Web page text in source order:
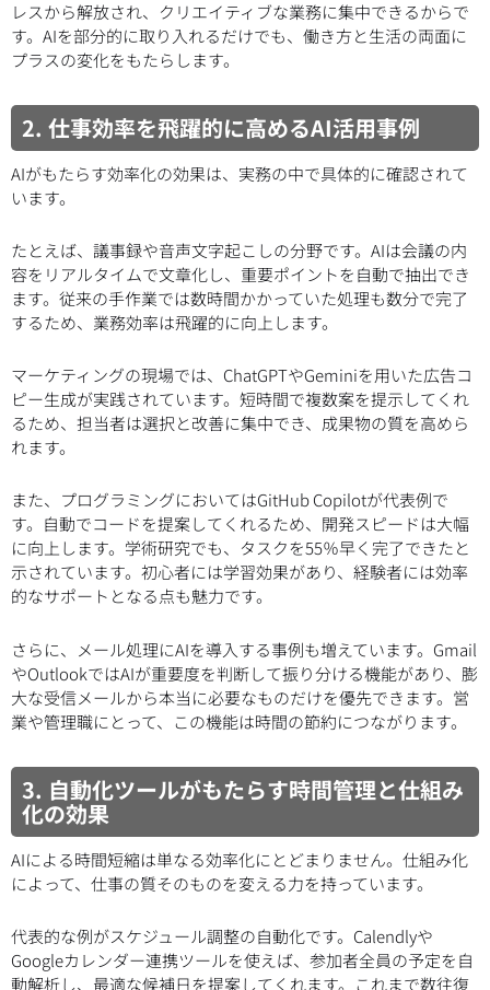
レスから解放され、クリエイティブな業務に集中できるからで
す。AIを部分的に取り入れるだけでも、働き方と生活の両面に
プラスの変化をもたらします。
2. 仕事効率を飛躍的に高めるAI活用事例
AIがもたらす効率化の効果は、実務の中で具体的に確認されて
います。
たとえば、議事録や音声文字起こしの分野です。AIは会議の内
容をリアルタイムで文章化し、重要ポイントを自動で抽出でき
ます。従来の手作業では数時間かかっていた処理も数分で完了
するため、業務効率は飛躍的に向上します。
マーケティングの現場では、ChatGPTやGeminiを用いた広告コ
ピー生成が実践されています。短時間で複数案を提示してくれ
るため、担当者は選択と改善に集中でき、成果物の質を高めら
れます。
また、プログラミングにおいてはGitHub Copilotが代表例で
す。自動でコードを提案してくれるため、開発スピードは大幅
に向上します。学術研究でも、タスクを55％早く完了できたと
示されています。初心者には学習効果があり、経験者には効率
的なサポートとなる点も魅力です。
さらに、メール処理にAIを導入する事例も増えています。Gmail
やOutlookではAIが重要度を判断して振り分ける機能があり、膨
大な受信メールから本当に必要なものだけを優先できます。営
業や管理職にとって、この機能は時間の節約につながります。
3. 自動化ツールがもたらす時間管理と仕組み
化の効果
AIによる時間短縮は単なる効率化にとどまりません。仕組み化
によって、仕事の質そのものを変える力を持っています。
代表的な例がスケジュール調整の自動化です。Calendlyや
Googleカレンダー連携ツールを使えば、参加者全員の予定を自
動解析し、最適な候補日を提案してくれます。これまで数往復